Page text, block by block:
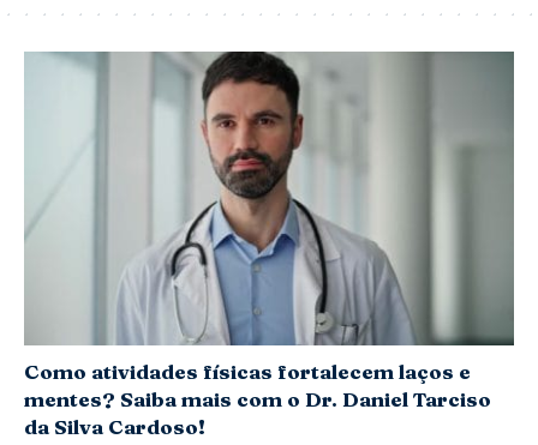
Como atividades físicas fortalecem laços e
mentes? Saiba mais com o Dr. Daniel Tarciso
da Silva Cardoso!